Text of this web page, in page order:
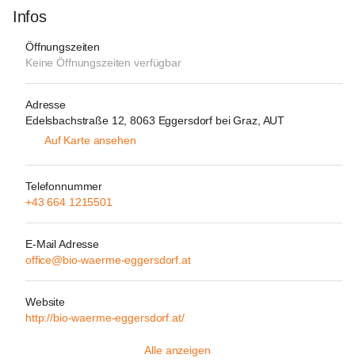
Infos
Öffnungszeiten
Keine Öffnungszeiten verfügbar
Adresse
Edelsbachstraße 12, 8063 Eggersdorf bei Graz, AUT
Auf Karte ansehen
Telefonnummer
+43 664 1215501
E-Mail Adresse
office@bio-waerme-eggersdorf.at
Website
http://bio-waerme-eggersdorf.at/
Alle anzeigen